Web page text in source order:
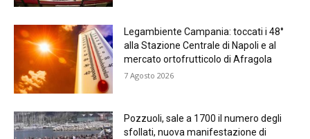
Legambiente Campania: toccati i 48°
alla Stazione Centrale di Napoli e al
mercato ortofrutticolo di Afragola
7 Agosto 2026
Pozzuoli, sale a 1700 il numero degli
sfollati, nuova manifestazione di